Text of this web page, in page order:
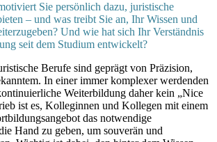
Sie persönlich dazu, juristische
– und was treibt Sie an, Ihr Wissen und
Und wie hat sich Ihr Verständnis
seit dem Studium entwickelt?
Berufe sind geprägt von Präzision,
In einer immer komplexer werdenden
Weiterbildung daher kein „Nice
ist es, Kolleginnen und Kollegen mit einem
das notwendige
Hand zu geben, um souverän und